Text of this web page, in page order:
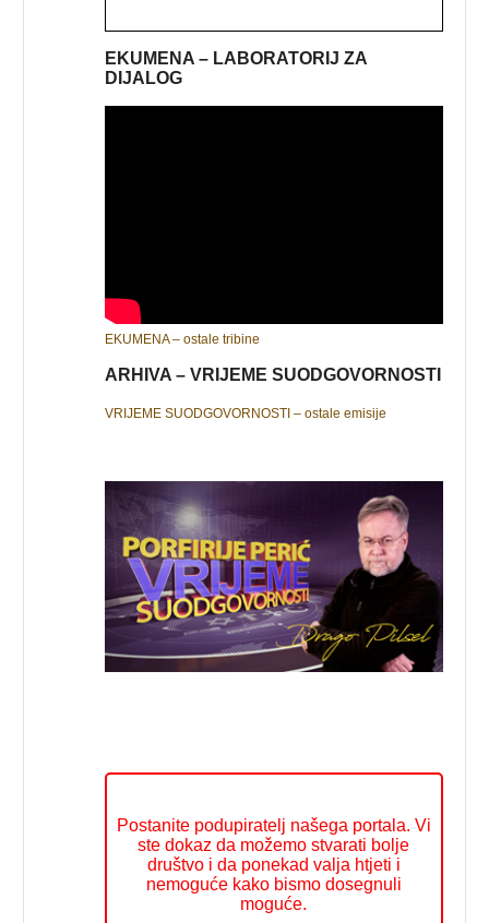
EKUMENA – LABORATORIJ ZA
DIJALOG
EKUMENA – ostale tribine
ARHIVA – VRIJEME SUODGOVORNOSTI
VRIJEME SUODGOVORNOSTI – ostale emisije
Postanite podupiratelj našega portala. Vi
ste dokaz da možemo stvarati bolje
društvo i da ponekad valja htjeti i
nemoguće kako bismo dosegnuli
moguće.